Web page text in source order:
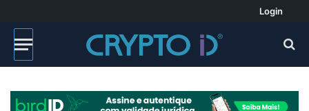
Login